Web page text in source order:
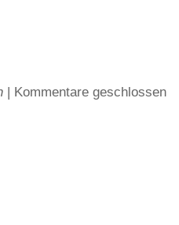
| Kommentare geschlossen